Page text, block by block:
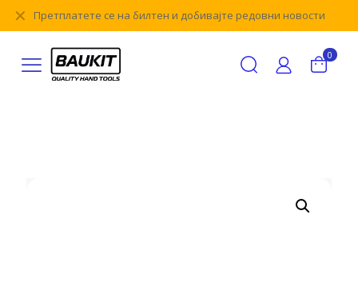
Претплатете се на билтен и добивајте редовни новости
✕
0